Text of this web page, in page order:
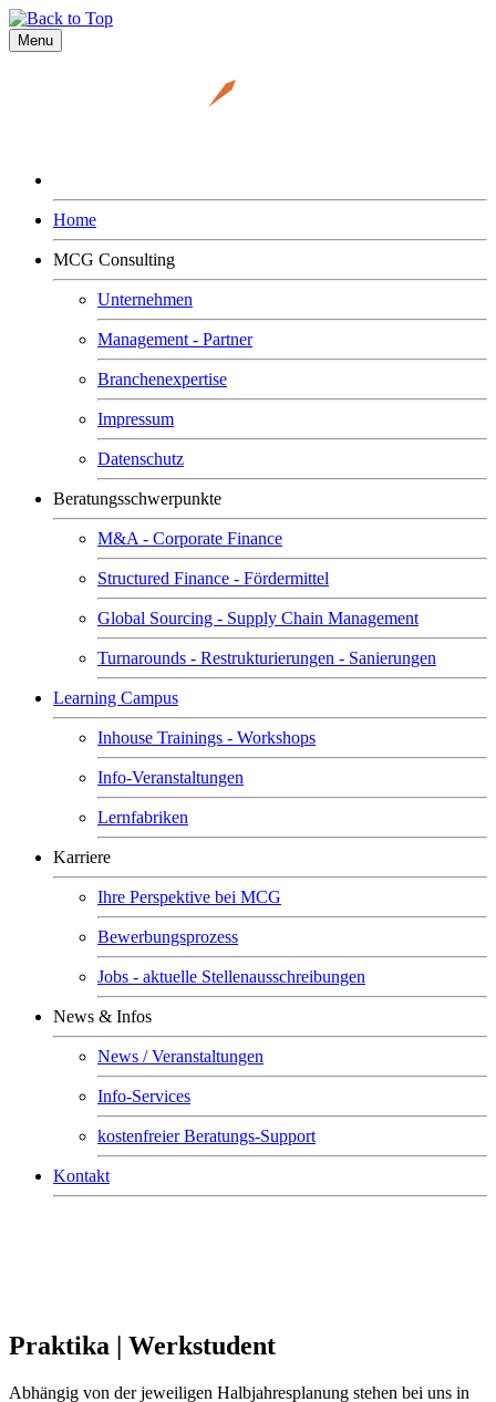
Menu
Home
MCG Consulting
Unternehmen
Management - Partner
Branchenexpertise
Impressum
Datenschutz
Beratungsschwerpunkte
M&A - Corporate Finance
Structured Finance - Fördermittel
Global Sourcing - Supply Chain Management
Turnarounds - Restrukturierungen - Sanierungen
Learning Campus
Inhouse Trainings - Workshops
Info-Veranstaltungen
Lernfabriken
Karriere
Ihre Perspektive bei MCG
Bewerbungsprozess
Jobs - aktuelle Stellenausschreibungen
News & Infos
News / Veranstaltungen
Info-Services
kostenfreier Beratungs-Support
Kontakt
Praktika | Werkstudent
Abhängig von der jeweiligen Halbjahresplanung stehen bei uns in